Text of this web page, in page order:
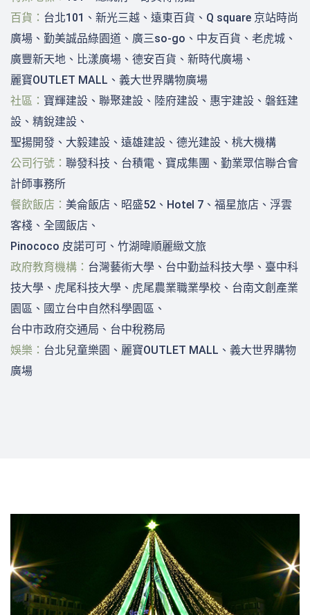
百貨： 台北101、新光三越、遠東百貨、Q square 京站時尚
廣場、勤美誠品綠園道、廣三so-go、中友百貨、老虎城、
廣豐新天地、比漾廣場、德安百貨、新時代廣場、
麗寶OUTLET MALL、義大世界購物廣場
社區： 寶輝建設、聯聚建設、陸府建設、惠宇建設、磐鈺建
設、精銳建設、
聖揚開發、大毅建設、遠雄建設、德光建設、桃大機構
公司行號： 聯發科技、台積電、寶成集團、勤業眾信聯合會
計師事務所
餐飲飯店： 美侖飯店、昭盛52、Hotel 7、福星旅店、浮雲
客棧、全國飯店、
Pinococo 皮諾可可、竹湖暐順麗緻文旅
政府教育機構： 台灣藝術大學、台中勤益科技大學、臺中科
技大學、虎尾科技大學、虎尾農業職業學校、台南文創產業
園區、國立台中自然科學園區、
台中市政府交通局、台中稅務局
娛樂： 台北兒童樂園、麗寶OUTLET MALL、義大世界購物
廣場